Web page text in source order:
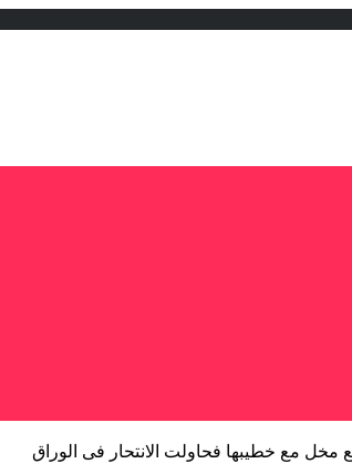
مع خطيبها فحاولت الانتحار فى الوراق